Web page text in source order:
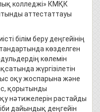
колледжі» КМҚК
аттестаттауы
білім беру деңгейінің
көзделген
көлемін
жүргізілетін
оқу жоспарына және
қорытынды
нәтижелерін растайды
дайындық деңгейін